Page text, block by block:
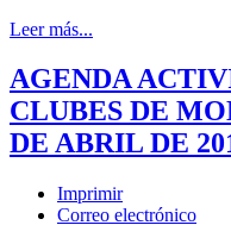
Leer más...
AGENDA
CLUBES DE
DE ABRIL DE
Imprimir
Correo electrónico